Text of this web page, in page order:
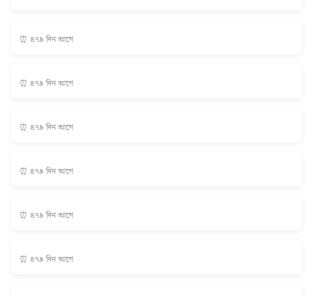
⏰ ৪৭৯ দিন আগে
⏰ ৪৭৯ দিন আগে
⏰ ৪৭৯ দিন আগে
⏰ ৪৭৯ দিন আগে
⏰ ৪৭৯ দিন আগে
⏰ ৪৭৯ দিন আগে